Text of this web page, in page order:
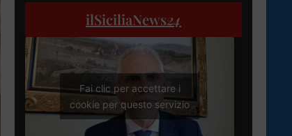
ilSiciliaNews24
Fai clic per accettare i
cookie per questo servizio